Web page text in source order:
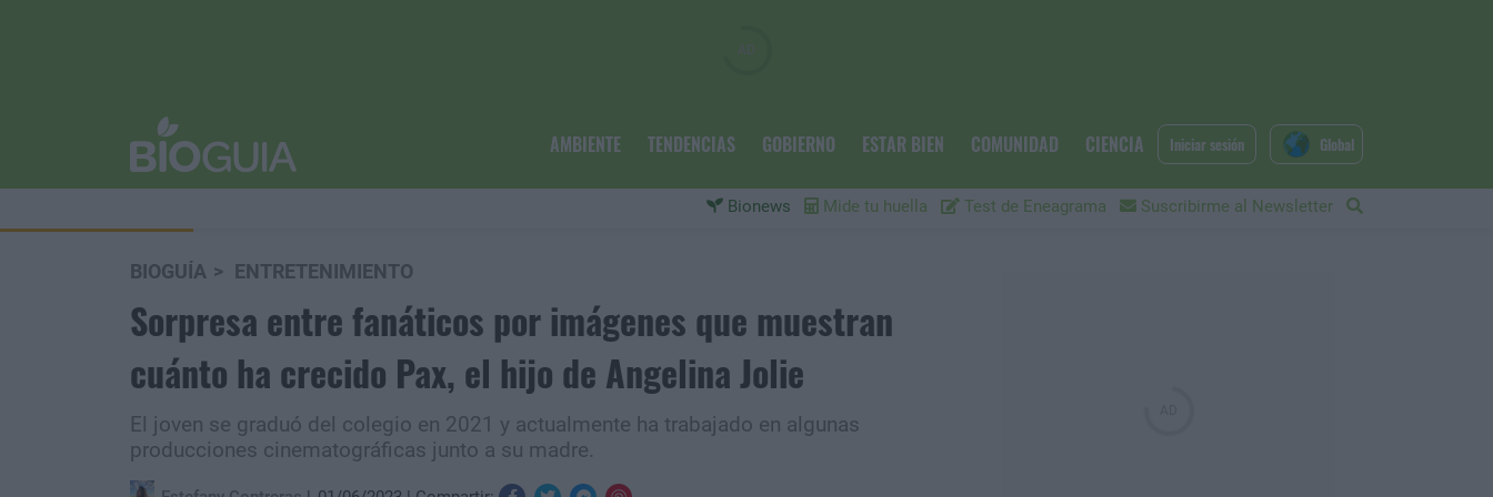
AMBIENTE TENDENCIAS GOBIERNO ESTAR BIEN COMUNIDAD CIENCIA
Bionews Mide tu huella Test de Eneagrama Suscribirme al Newsletter
Iniciar sesión Global
BIOGUÍA ENTRETENIMIENTO
Sorpresa entre fanáticos por imágenes que muestran
cuánto ha crecido Pax, el hijo de Angelina Jolie
El joven se graduó del colegio en 2021 y actualmente ha trabajado en algunas
producciones cinematográficas junto a su madre.